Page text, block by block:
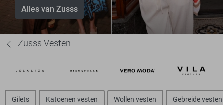
Alles van Zusss
Zusss Vesten
Gilets Katoenen vesten Wollen vesten Gebreide vesten